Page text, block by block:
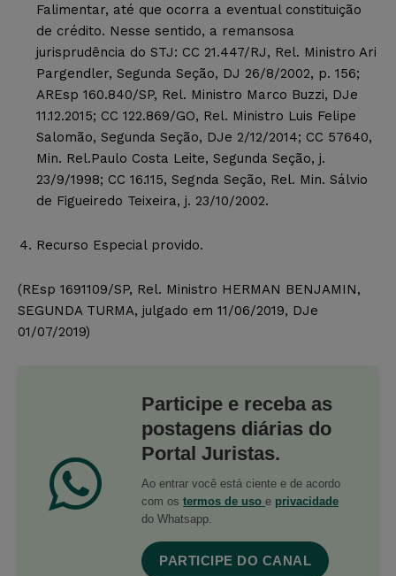
Falimentar, até que ocorra a eventual constituição
de crédito. Nesse sentido, a remansosa
jurisprudência do STJ: CC 21.447/RJ, Rel. Ministro Ari
Pargendler, Segunda Seção, DJ 26/8/2002, p. 156;
AREsp 160.840/SP, Rel. Ministro Marco Buzzi, DJe
11.12.2015; CC 122.869/GO, Rel. Ministro Luis Felipe
Salomão, Segunda Seção, DJe 2/12/2014; CC 57640,
Min. Rel.Paulo Costa Leite, Segunda Seção, j.
23/9/1998; CC 16.115, Segnda Seção, Rel. Min. Sálvio
de Figueiredo Teixeira, j. 23/10/2002.
Recurso Especial provido.
(REsp 1691109/SP, Rel. Ministro HERMAN BENJAMIN,
SEGUNDA TURMA, julgado em 11/06/2019, DJe
01/07/2019)
Participe e receba as
postagens diárias do
Portal Juristas.
Ao entrar você está ciente e de acordo
com os termos de uso e privacidade
do Whatsapp.
PARTICIPE DO CANAL